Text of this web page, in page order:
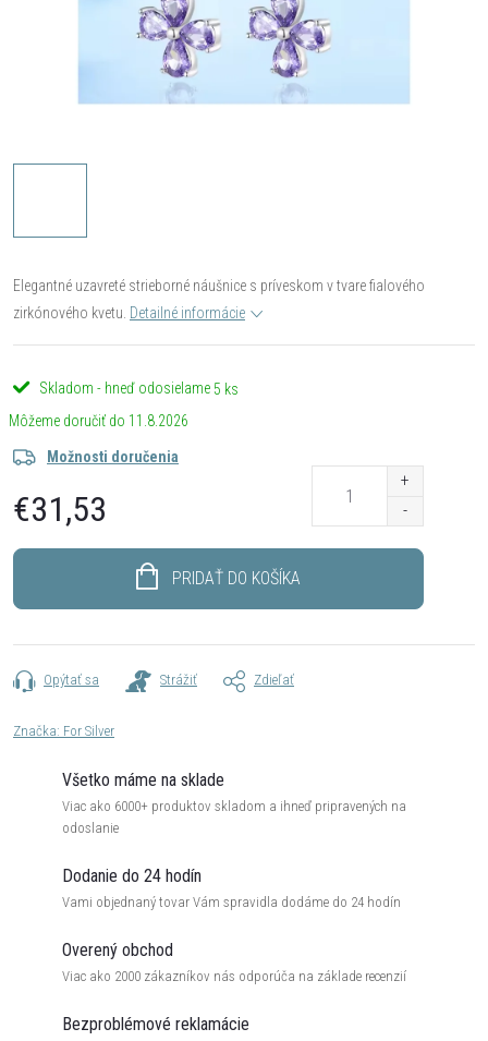
Elegantné uzavreté strieborné náušnice s príveskom v tvare fialového
zirkónového kvetu. Detailné informácie
Skladom - hneď odosielame5 ks
11.8.2026
Možnosti doručenia
€31,53
PRIDAŤ DO KOŠÍKA
Opýtať sa Strážiť Zdieľať
Značka: For Silver
Všetko máme na sklade
Viac ako 6000+ produktov skladom a ihneď pripravených na
odoslanie
Dodanie do 24 hodín
Vami objednaný tovar Vám spravidla dodáme do 24 hodín
Overený obchod
Viac ako 2000 zákazníkov nás odporúča na základe recenzií
Bezproblémové reklamácie